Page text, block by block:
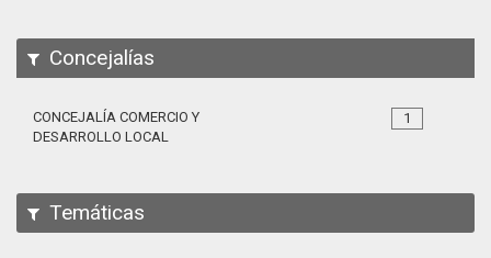
Concejalías
1
CONCEJALÍA COMERCIO Y
DESARROLLO LOCAL
Temáticas